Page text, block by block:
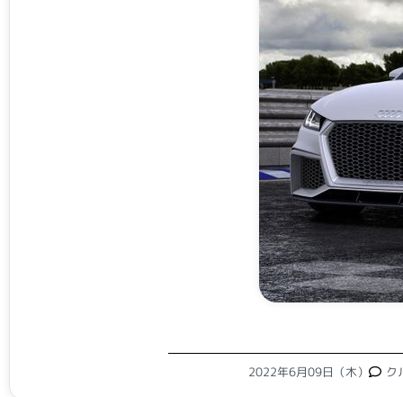
2022年6月09日（木） ク